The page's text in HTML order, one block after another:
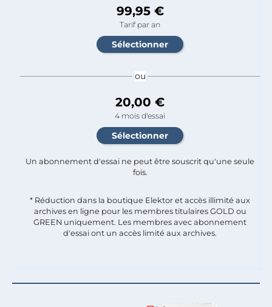
99,95 €
Tarif par an
ou
20,00 €
4 mois d'essai
Un abonnement d'essai ne peut être souscrit qu'une seule
fois.​
* Réduction dans la boutique Elektor et accès illimité aux
archives en ligne pour les membres titulaires GOLD ou
GREEN uniquement. Les membres avec abonnement
d'essai ont un accès limité aux archives.